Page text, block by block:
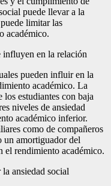
puede llevar a la
limitar las
académico.
influyen en la relación
pueden influir en la
académico. La
estudiantes con baja
niveles de ansiedad
académico inferior.
como de compañeros
un amortiguador del
el rendimiento académico.
ansiedad social